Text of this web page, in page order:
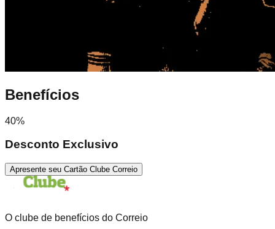
Benefícios
40%
Desconto Exclusivo
Apresente seu Cartão Clube Correio
O clube de benefícios do Correio